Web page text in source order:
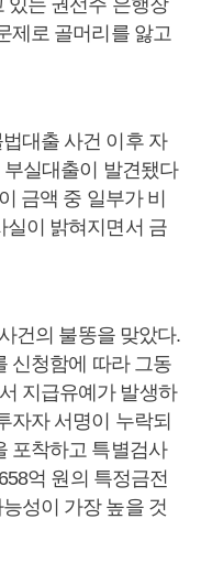
있는 권선주 은행장
제로 골머리를 앓고
대출 사건 이후 자
실대출이 발견됐다
금액 중 일부가 비
실이 밝혀지면서 금
건의 불똥을 맞았다.
신청함에 따라 그동
지급유예가 발생하
자자 서명이 누락되
포착하고 특별검사
억 원의 특정금전
성이 가장 높을 것